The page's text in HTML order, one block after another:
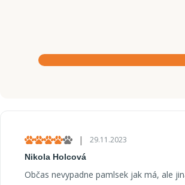
Nikola Holcová
Hodnocení produktu je 4 z 5
| 29.11.2023
Občas nevypadne pamlsek jak má, ale